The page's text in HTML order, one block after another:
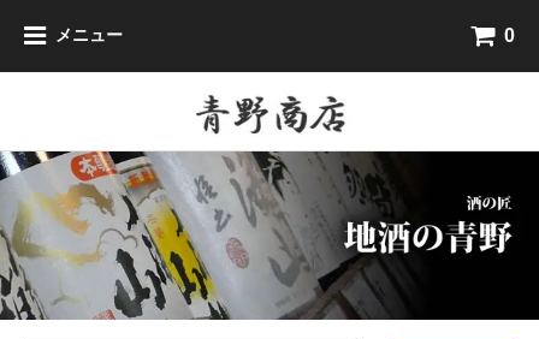
メニュー 0